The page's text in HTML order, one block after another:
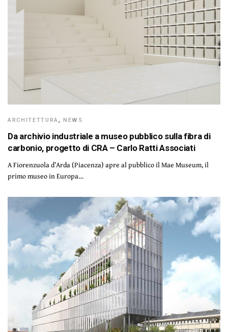
ARCHITETTURA,NEWS
Da archivio industriale a museo pubblico sulla fibra di
carbonio, progetto di CRA – Carlo Ratti Associati
A Fiorenzuola d’Arda (Piacenza) apre al pubblico il Mae Museum, il
primo museo in Europa…